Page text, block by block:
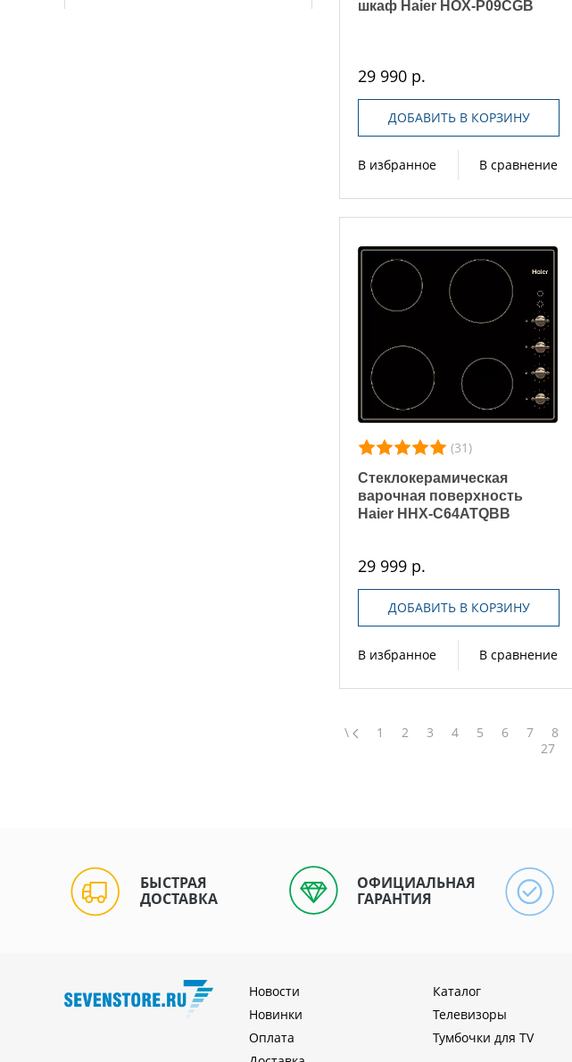
шкаф Haier HOX-P09CGB
29 990 р.
ДОБАВИТЬ В КОРЗИНУ
В избранное В сравнение
(31)
Стеклокерамическая
варочная поверхность
Haier HHX-C64ATQBB
29 999 р.
ДОБАВИТЬ В КОРЗИНУ
В избранное В сравнение
\ 1 2 3 4 5 6 7 8
27
БЫСТРАЯ
ДОСТАВКА
ОФИЦИАЛЬНАЯ
ГАРАНТИЯ
Новости
Новинки
Оплата
Каталог
Телевизоры
Тумбочки для TV